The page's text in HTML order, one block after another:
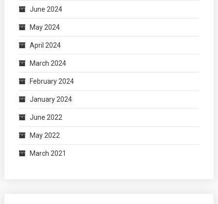
June 2024
May 2024
April 2024
March 2024
February 2024
January 2024
June 2022
May 2022
March 2021